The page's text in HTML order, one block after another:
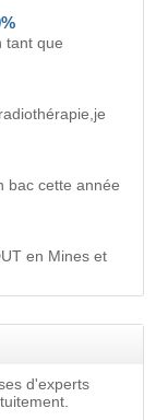
tant que
bac cette année
en Mines et
d'experts